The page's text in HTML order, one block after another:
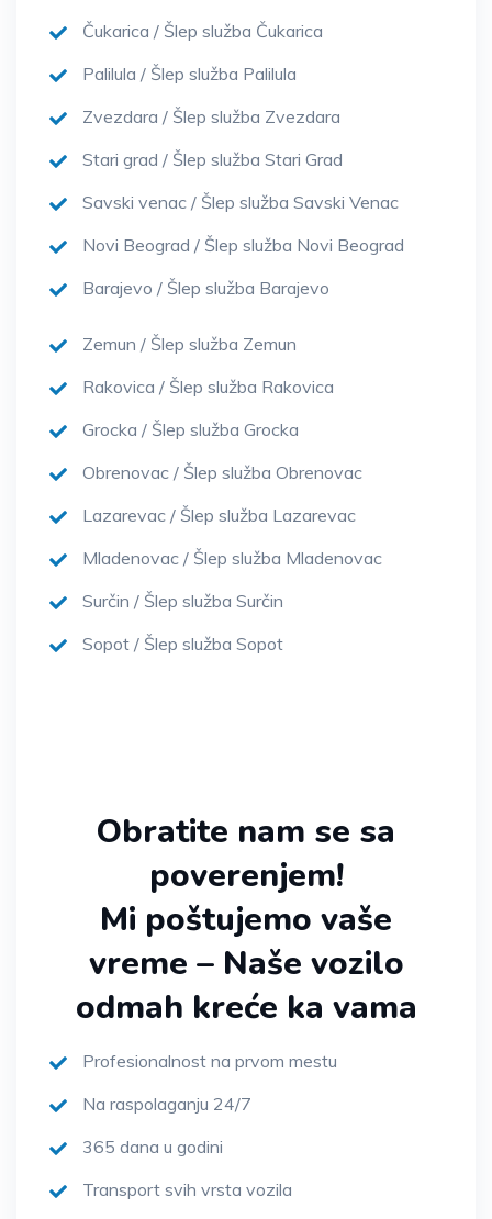
Čukarica / Šlep služba Čukarica
Palilula / Šlep služba Palilula
Zvezdara / Šlep služba Zvezdara
Stari grad / Šlep služba Stari Grad
Savski venac / Šlep služba Savski Venac
Novi Beograd / Šlep služba Novi Beograd
Barajevo / Šlep služba Barajevo
Zemun / Šlep služba Zemun
Rakovica / Šlep služba Rakovica
Grocka / Šlep služba Grocka
Obrenovac / Šlep služba Obrenovac
Lazarevac / Šlep služba Lazarevac
Mladenovac / Šlep služba Mladenovac
Surčin / Šlep služba Surčin
Sopot / Šlep služba Sopot
Obratite nam se sa
poverenjem!
Mi poštujemo vaše
vreme – Naše vozilo
odmah kreće ka vama
Profesionalnost na prvom mestu
Na raspolaganju 24/7
365 dana u godini
Transport svih vrsta vozila